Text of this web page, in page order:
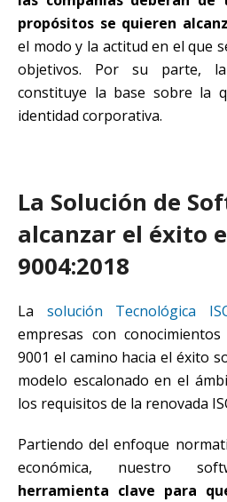
propósitos se quieren
el modo y la actitud en el que
objetivos. Por su parte,
constituye la base sobre la
identidad corporativa.
La Solución de
alcanzar el éxito
9004:2018
La solución Tecnológica
empresas con
9001 el camino hacia el éxito
modelo escalonado en el
los requisitos de la renovada
Partiendo del enfoque
económica, nuestro
herramienta clave para